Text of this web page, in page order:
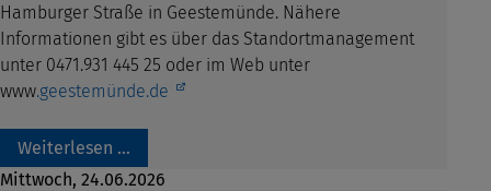
Hamburger Straße in Geestemünde. Nähere
Informationen gibt es über das Standortmanagement
unter 0471.931 445 25 oder im Web unter
www.geestemünde.de
Weiterlesen …
Mittwoch, 24.06.2026